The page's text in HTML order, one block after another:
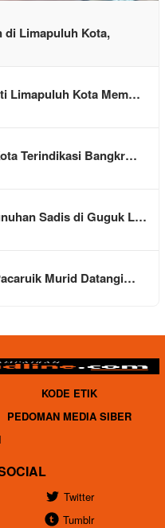
di Limapuluh Kota,
Limapuluh Kota Mem…
Terindikasi Bangkr…
Sadis di Guguk L…
Murid Datangi…
KODE ETIK
PEDOMAN MEDIA SIBER
Twitter
Tumblr